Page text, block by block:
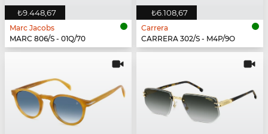
₺9.448,67
Marc Jacobs
MARC 806/S - 01Q/70
₺6.108,67
Carrera
CARRERA 302/S - M4P/9O